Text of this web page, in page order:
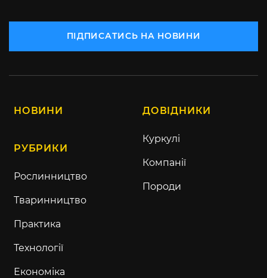
ПІДПИСАТИСЬ НА НОВИНИ
НОВИНИ
РУБРИКИ
Рослинництво
Тваринництво
Практика
Технології
Економіка
ДОВІДНИКИ
Куркулі
Компанії
Породи